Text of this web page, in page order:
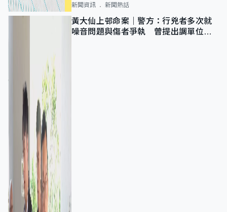
新聞資訊 新聞熱話
黃大仙上邨命案｜警方：行兇者多次就
噪音問題與傷者爭執 曾提出調單位已